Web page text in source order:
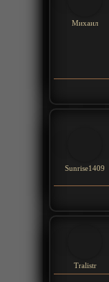
Михаил
Sunrise1409
Tralistr